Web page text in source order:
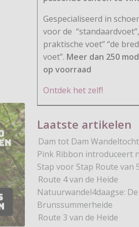
Wandelaars vast na aardbeving Lombok
Gespecialiseerd in
voor de
praktische voet” “de
voet”. Meer dan 250
op voorraad
Ontdek het zelf!
Laatste artikelen
Dam tot Dam
Pink Ribbon introduceert
Stap voor Stap Route van
Route 4 van de Heide
Natuurwandel4daagse: De
Brunssummerheide
Route 3 van de Heide